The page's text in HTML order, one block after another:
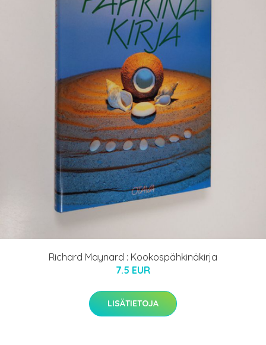
Richard Maynard : Kookospähkinäkirja
7.5 EUR
LISÄTIETOJA